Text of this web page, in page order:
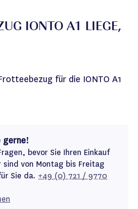
IONTO A1 LIEGE,
für die IONTO A1
gerne!
bevor Sie Ihren Einkauf
sind von Montag bis Freitag
Sie da. +49 (0) 721 / 9770